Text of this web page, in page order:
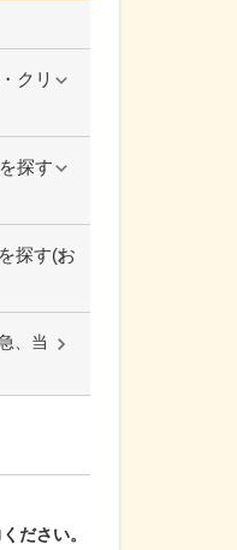
クリ
探す
探す(お
、当
ださい。